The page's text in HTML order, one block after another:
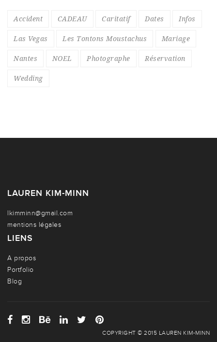
Accident CADEAU Caritatif Dates Infos
Las Vegas Les Tontons Moustachus Mariage
Nantes NOEL Photographe Réservation
Wedding
LAUREN KIM-MINN
lkimminn@gmail.com
mentions légales
LIENS
A propos
Portfolio
Blog
COPYRIGHT © 2015 LAUREN KIM-MINN